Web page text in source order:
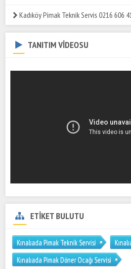
Kadıköy Pimak Teknik Servis 0216 606
TANITIM VİDEOSU
ETİKET BULUTU
Kınalıada Pimak Teknik Servisi
Kınalıada Pimak Döner Ocağı Servisi